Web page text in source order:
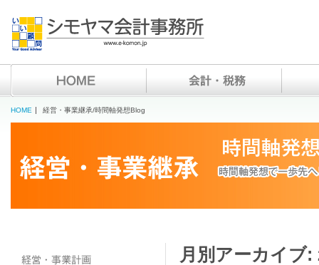
HOME 経営・事業継承/時間軸発想Blog
月別アーカイブ: